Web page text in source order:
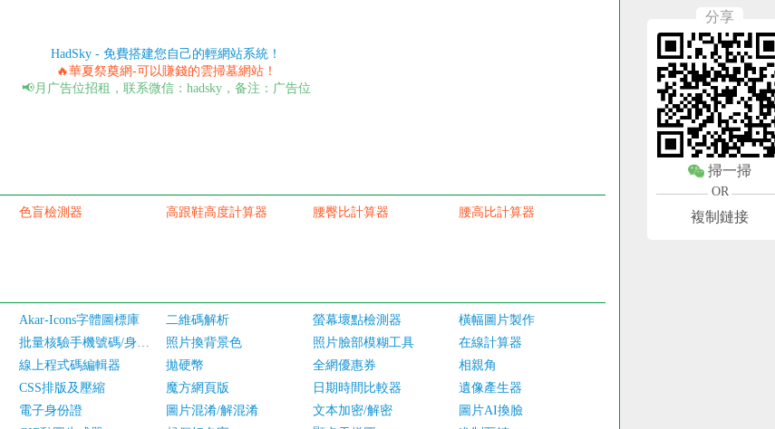
HadSky - 免費搭建您自己的輕網站系統！
🔥華夏祭奠網-可以賺錢的雲掃墓網站！
📢月广告位招租，联系微信：hadsky，备注：广告位
色盲檢測器 高跟鞋高度計算器 腰臀比計算器 腰高比計算器
Akar-Icons字體圖標庫 二維碼解析 螢幕壞點檢測器
橫幅圖片製作
批量核驗手機號碼/身份證實名認證 照片換背景色 照片臉部模糊工具
在線計算器
線上程式碼編輯器 拋硬幣 全網優惠券
相親角
CSS排版及壓縮 魔方網頁版 日期時間比較器
遺像產生器
電子身份證 圖片混淆/解混淆 文本加密/解密
圖片AI換臉
分享
掃一掃
OR
複制鏈接